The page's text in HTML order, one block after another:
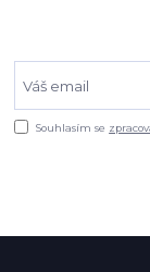
Souhlasím se